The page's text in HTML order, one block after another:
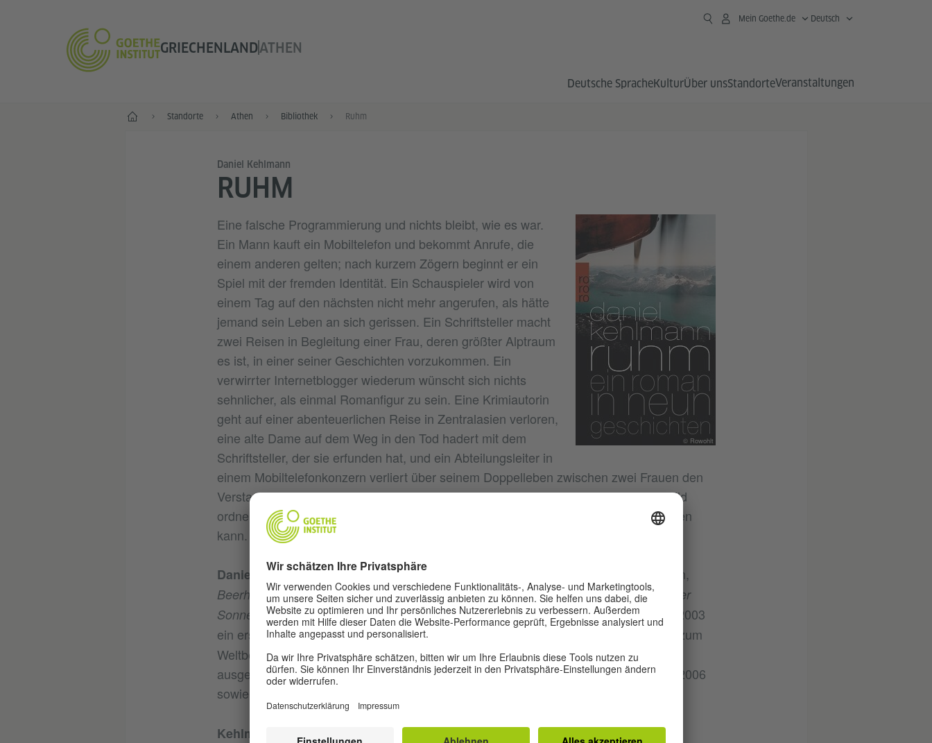
GRIECHENLANDATHEN
Mein Goethe.de Deutsch
Deutsche SpracheKulturÜber unsStandorteVeranstaltungen
Start Standorte Athen Bibliothek Ruhm
Daniel Kehlmann
RUHM
© Rowohlt
Eine falsche Programmierung und nichts bleibt, wie es war.
Ein Mann kauft ein Mobiltelefon und bekommt Anrufe, die
einem anderen gelten; nach kurzem Zögern beginnt er ein
Spiel mit der fremden Identität. Ein Schauspieler wird von
einem Tag auf den nächsten nicht mehr angerufen, als hätte
jemand sein Leben an sich gerissen. Ein Schriftsteller macht
zwei Reisen in Begleitung einer Frau, deren größter Alptraum
es ist, in einer seiner Geschichten vorzukommen. Ein
verwirrter Internetblogger wiederum wünscht sich nichts
sehnlicher, als einmal Romanfigur zu sein. Eine Krimiautorin
geht auf einer abenteuerlichen Reise in Zentralasien verloren,
eine alte Dame auf dem Weg in den Tod hadert mit dem
Schriftsteller, der sie erfunden hat, und ein Abteilungsleiter in
einem Mobiltelefonkonzern verliert über seinem Doppelleben zwischen zwei Frauen den
Verstand. Neun Episoden, die sich nach und nach zu einem romanhaften Gesamtbild
ordnen und die zeigen, wie leicht in der technischen Welt alles aus den Fugen geraten
kann.
Daniel Kehlmann(*1975) veröffentlichte bereits mit 22 Jahren seinen ersten Roman,
Beerholms Vorstellungerschien 1997, ein Jahr später folgte der ErzählbandUnter der
Sonne
. Nach weiteren Veröffentlichungen gelang ihm mit I ch und Kaminski im Jahr 2003
ein erster internationaler Erfolg.Die Vermessung der Welt
, 2005 erschienen, wurde zum
Weltbestseller. Daniel Kehlmann wurde für seine Werke mit zahlreichen Preisen
ausgezeichnet, u. a. mit dem Preis der Konrad-Adenauer-Stiftung, dem Kleist-Preis 2006
sowie dem WELT-Literaturpreis 2007. Sein letzter Roman
Kehlmann, Daniel